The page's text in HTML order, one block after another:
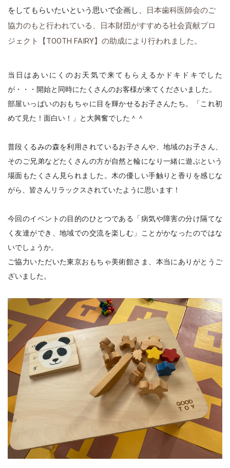
をしてもらいたいという思いで企画し、
日本歯科医師会のご
協力のもと行われている、日本財団がすすめる社会貢献プロ
ジェクト【TOOTH FAIRY】の助成により行われました。
当日はあいにくのお天気で来てもらえるかドキドキでした
が・・・開始と同時にたくさんのお客様が来てくださいました。
部屋いっぱいのおもちゃに目を輝かせるお子さんたち。「これ初
めて見た！面白い！」と大興奮でした＾＾
普段くるみの森を利用されているお子さんや、地域のお子さん、
そのご兄弟などたくさんの方が自然と輪になり一緒に遊ぶという
場面もたくさん見られました。木の優しい手触りと香りを感じな
がら、皆さんリラックスされていたように思います！
今回のイベントの目的のひと つである「病気や障害の分け隔てな
く友達ができ、地域での交流を楽しむ」ことがかなったのではな
いでしょうか。
ご協力いただいた東京おもちゃ美術館さま、本当にありがとうご
ざいました。